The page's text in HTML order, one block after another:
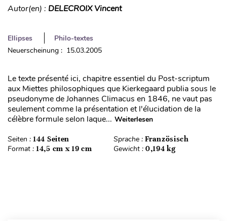
Autor(en) : DELECROIX Vincent
Ellipses
Philo-textes
Neuerscheinung : 15.03.2005
Le texte présenté ici, chapitre essentiel du Post-scriptum
aux Miettes philosophiques que Kierkegaard publia sous le
pseudonyme de Johannes Climacus en 1846, ne vaut pas
seulement comme la présentation et l'élucidation de la
célèbre formule selon laque... Weiterlesen
Seiten : 144 Seiten Sprache : Französisch
Format : 14,5 cm x 19 cm Gewicht : 0,194 kg